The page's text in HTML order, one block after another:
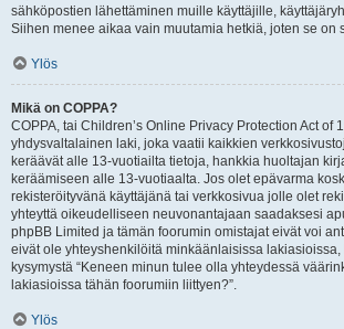
sähköpostien lähettäminen muille käyttäjille,
Siihen menee aikaa vain muutamia hetkiä, joten se on
Ylös
Mikä on COPPA?
COPPA, tai Children’s Online Privacy Protection Act of
yhdysvaltalainen laki, joka vaatii kaikkien
keräävät alle 13-vuotiailta tietoja, hankkia huoltajan
keräämiseen alle 13-vuotiaalta. Jos olet epävarma
rekisteröityvänä käyttäjänä tai verkkosivua jolle olet
yhteyttä oikeudelliseen neuvonantajaan saadaksesi
phpBB Limited ja tämän foorumin omistajat eivät voi
eivät ole yhteyshenkilöitä minkäänlaisissa
kysymystä “Keneen minun tulee olla yhteydessä
lakiasioissa tähän foorumiin liittyen?”.
Ylös